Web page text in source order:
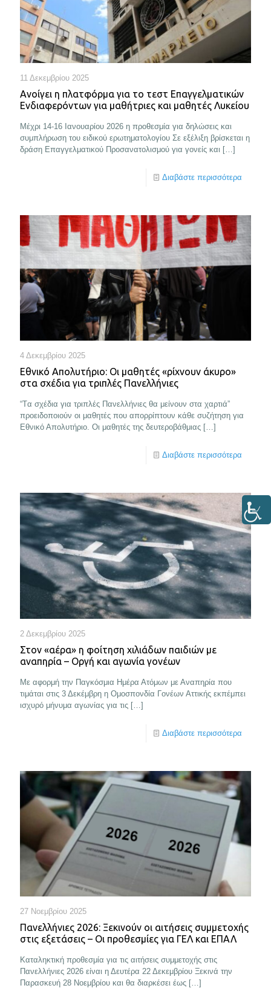
11 Δεκεμβρίου 2025
Ανοίγει η πλατφόρμα για το τεστ Επαγγελματικών
Ενδιαφερόντων για μαθήτριες και μαθητές Λυκείου
Μέχρι 14-16 Ιανουαρίου 2026 η προθεσμία για δηλώσεις και
συμπλήρωση του ειδικού ερωτηματολογίου Σε εξέλιξη βρίσκεται η
δράση Επαγγελματικού Προσανατολισμού για γονείς και […]
Διαβάστε περισσότερα
4 Δεκεμβρίου 2025
Εθνικό Απολυτήριο: Οι μαθητές «ρίχνουν άκυρο»
στα σχέδια για τριπλές Πανελλήνιες
“Tα σχέδια για τριπλές Πανελλήνιες θα μείνουν στα χαρτιά”
προειδοποιούν οι μαθητές που απορρίπτουν κάθε συζήτηση για
Εθνικό Απολυτήριο. Οι μαθητές της δευτεροβάθμιας […]
Διαβάστε περισσότερα
2 Δεκεμβρίου 2025
Στον «αέρα» η φοίτηση χιλιάδων παιδιών με
αναπηρία – Οργή και αγωνία γονέων
Με αφορμή την Παγκόσμια Ημέρα Ατόμων με Αναπηρία που
τιμάται στις 3 Δεκέμβρη η Ομοσπονδία Γονέων Αττικής εκπέμπει
ισχυρό μήνυμα αγωνίας για τις […]
Διαβάστε περισσότερα
27 Νοεμβρίου 2025
Πανελλήνιες 2026: Ξεκινούν οι αιτήσεις συμμετοχής
στις εξετάσεις – Οι προθεσμίες για ΓΕΛ και ΕΠΑΛ
Καταληκτική προθεσμία για τις αιτήσεις συμμετοχής στις
Πανελλήνιες 2026 είναι η Δευτέρα 22 Δεκεμβρίου Ξεκινά την
Παρασκευή 28 Νοεμβρίου και θα διαρκέσει έως […]